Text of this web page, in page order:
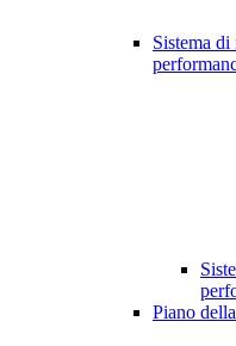
Sistema
Piano